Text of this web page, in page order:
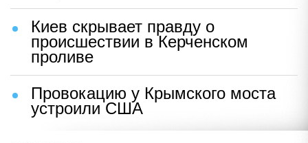
Киев скрывает правду о
происшествии в Керченском
проливе
Провокацию у Крымского моста
устроили США